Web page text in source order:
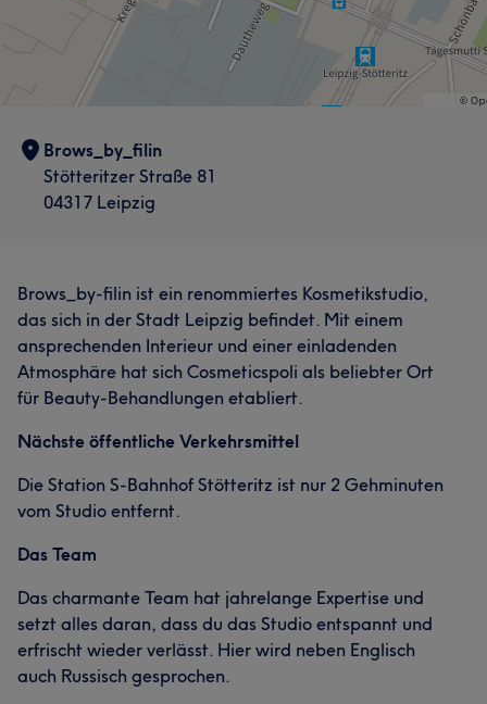
Brows_by_filin
Stötteritzer Straße 81
04317 Leipzig
Brows_by-filin ist ein renommiertes Kosmetikstudio,
das sich in der Stadt Leipzig befindet. Mit einem
ansprechenden Interieur und einer einladenden
Atmosphäre hat sich Cosmeticspoli als beliebter Ort
für Beauty-Behandlungen etabliert.
Nächste öffentliche Verkehrsmittel
Die Station S-Bahnhof Stötteritz ist nur 2 Gehminuten
vom Studio entfernt.
Das Team
Das charmante Team hat jahrelange Expertise und
setzt alles daran, dass du das Studio entspannt und
erfrischt wieder verlässt. Hier wird neben Englisch
auch Russisch gesprochen.